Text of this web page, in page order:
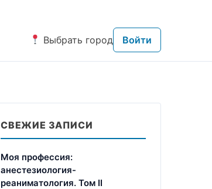
Выбрать город Войти
СВЕЖИЕ ЗАПИСИ
Моя профессия:
анестезиология-
реаниматология. Том II